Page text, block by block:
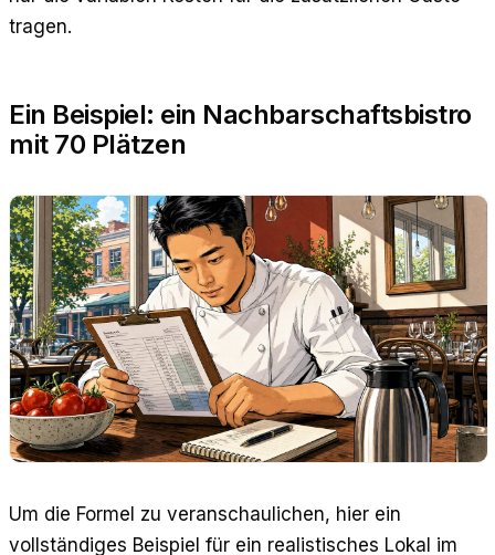
tragen.
Ein Beispiel: ein Nachbarschaftsbistro
mit 70 Plätzen
Um die Formel zu veranschaulichen, hier ein
vollständiges Beispiel für ein realistisches Lokal im